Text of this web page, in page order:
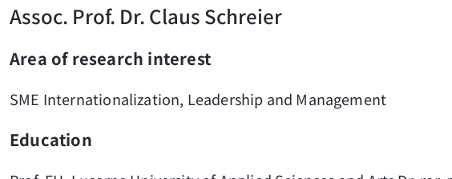
Assoc. Prof. Dr. Claus Schreier
Area of research interest
SME Internationalization, Leadership and Management
Education